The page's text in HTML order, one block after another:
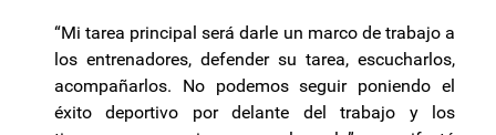
“Mi tarea principal será darle un marco de trabajo a
los entrenadores, defender su tarea, escucharlos,
acompañarlos. No podemos seguir poniendo el
éxito deportivo por delante del trabajo y los